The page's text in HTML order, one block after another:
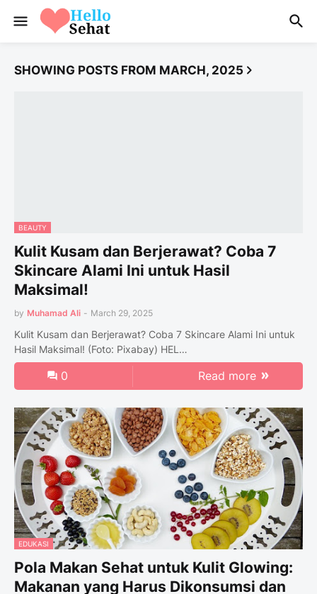
SHOWING POSTS FROM MARCH, 2025
BEAUTY
Kulit Kusam dan Berjerawat? Coba 7
Skincare Alami Ini untuk Hasil
Maksimal!
by Muhamad Ali - March 29, 2025
Kulit Kusam dan Berjerawat? Coba 7 Skincare Alami Ini untuk
Hasil Maksimal! (Foto: Pixabay) HEL…
0 Read more
EDUKASI
Pola Makan Sehat untuk Kulit Glowing:
Makanan yang Harus Dikonsumsi dan